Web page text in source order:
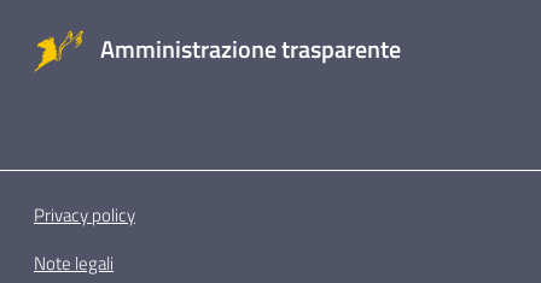
Amministrazione trasparente
Privacy policy
Note legali